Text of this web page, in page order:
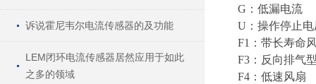
诉说霍尼韦尔电流传感器的及功能
LEM闭环电流传感器居然应用于如此
之多的领域
G：低漏电流
U：操作停止电
F1：带长寿命
F3：反向排气
F4：低速风扇